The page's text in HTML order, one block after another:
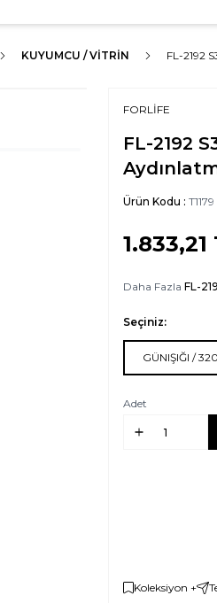
KUYUMCU / VITRIN FL-2192
FORLİFE
FL-2192
Ürün Kodu : T1179
1.833,21
Daha Fazla FL-
Seçiniz:
GÜNIŞIĞI /
Adet
Koleksiyon +